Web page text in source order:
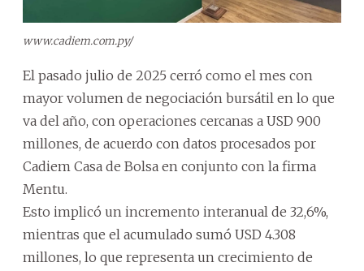
www.cadiem.com.py/
El pasado julio de 2025 cerró como el mes con
mayor volumen de negociación bursátil en lo que
va del año, con operaciones cercanas a USD 900
millones, de acuerdo con datos procesados por
Cadiem Casa de Bolsa en conjunto con la firma
Mentu.
Esto implicó un incremento interanual de 32,6%,
mientras que el acumulado sumó USD 4.308
millones, lo que representa un crecimiento de